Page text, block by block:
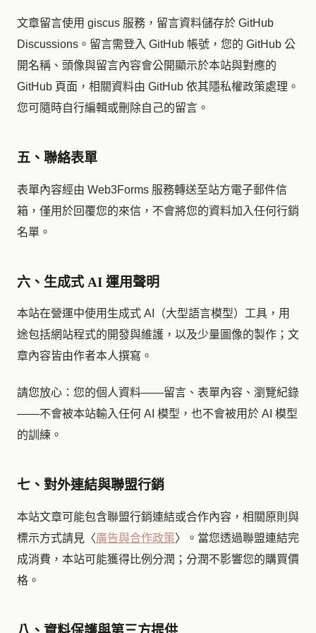
文章留言使用 giscus 服務，留言資料儲存於 GitHub
Discussions。留言需登入 GitHub 帳號，您的 GitHub 公
開名稱、頭像與留言內容會公開顯示於本站與對應的
GitHub 頁面，相關資料由 GitHub 依其隱私權政策處理。
您可隨時自行編輯或刪除自己的留言。
五、聯絡表單
表單內容經由 Web3Forms 服務轉送至站方電子郵件信
箱，僅用於回覆您的來信，不會將您的資料加入任何行銷
名單。
六、生成式 AI 運用聲明
本站在營運中使用生成式 AI（大型語言模型）工具，用
途包括網站程式的開發與維護，以及少量圖像的製作；文
章內容皆由作者本人撰寫。
請您放心：您的個人資料——留言、表單內容、瀏覽紀錄
——不會被本站輸入任何 AI 模型，也不會被用於 AI 模型
的訓練。
七、對外連結與聯盟行銷
本站文章可能包含聯盟行銷連結或合作內容，相關原則與
標示方式請見〈廣告與合作政策〉。當您透過聯盟連結完
成消費，本站可能獲得比例分潤；分潤不影響您的購買價
格。